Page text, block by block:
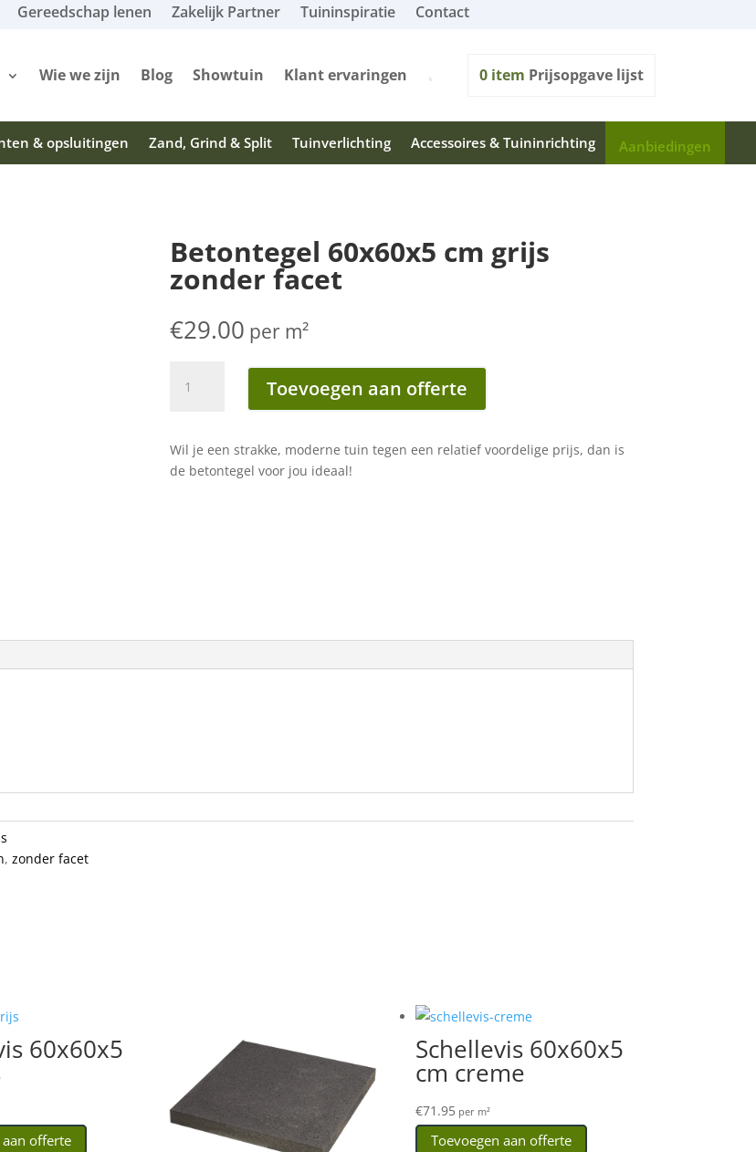
Gereedschap lenen Zakelijk Partner Tuininspiratie Contact
Wie we zijn Blog Showtuin Klant ervaringen 0 item Prijsopgave lijst
& opsluitingen Zand, Grind & Split Tuinverlichting Accessoires & Tuininrichting Aanbiedingen
Betontegel 60x60x5 cm grijs
zonder facet
€29.00 per m²
60x60x5
zonder
facet
Toevoegen aan offerte
Wil je een strakke, moderne tuin tegen een relatief voordelige prijs, dan is
de betontegel voor jou ideaal!
,zonder facet
60x60x5
offerte
Schellevis 60x60x5
cm creme
€71.95 per m²
Toevoegen aan offerte